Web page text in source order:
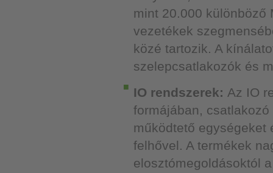
mint 20.000 különböző
vezetékek
közé tartozik. A
szelepcsatlakozók és
IO rendszerek: Az IO
formájában,
működtető egységeket
felhővel. A termékek
elosztómegoldásoktól